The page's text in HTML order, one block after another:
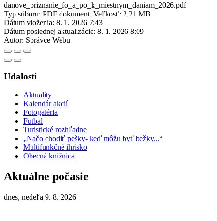
danove_priznanie_fo_a_po_k_miestnym_daniam_2026.pdf
Typ súboru: PDF dokument, Veľkosť: 2,21 MB
Dátum vloženia: 8. 1. 2026 7:43
Dátum poslednej aktualizácie: 8. 1. 2026 8:09
Autor: Správce Webu
Udalosti
Aktuality
Kalendár akcií
Fotogaléria
Futbal
Turistické rozhľadne
„Načo chodiť pešky- keď môžu byť bežky...“
Multifunkčné ihrisko
Obecná knižnica
Aktuálne počasie
dnes, nedeľa 9. 8. 2026